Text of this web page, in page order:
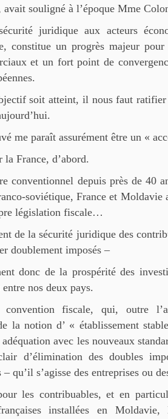
avait souligné à l’époque Mme
juridique aux acteurs
constitue un progrès majeur
et un fort point de
soit atteint, il nous faut
me paraît assurément être un «
la France, d’abord.
conventionnel depuis près de 40
soviétique, France et Moldavie
législation fiscale…
de la sécurité juridique des
doublement imposés –
donc de la prospérité des
nos deux pays.
convention fiscale, qui, outre
la notion d’ « établissement
avec les nouveaux
d’élimination des doubles
qu’il s’agisse des entreprises ou
les contribuables, et en
installées en